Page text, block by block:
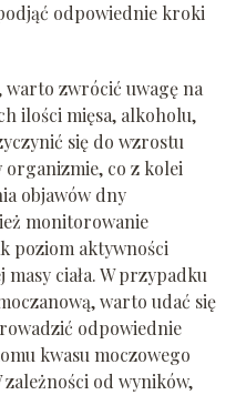
odpowiednie kroki
zwrócić uwagę na
ilości mięsa, alkoholu,
się do wzrostu
organizmie, co z kolei
objawów dny
monitorowanie
poziom aktywności
ciała. W przypadku
warto udać się
odpowiednie
kwasu moczowego
od wyników,